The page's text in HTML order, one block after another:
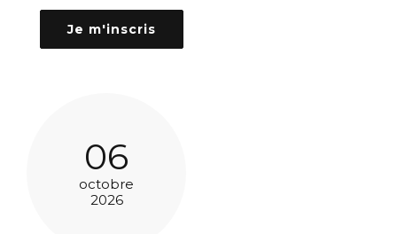
Je m'inscris
06
octobre
2026